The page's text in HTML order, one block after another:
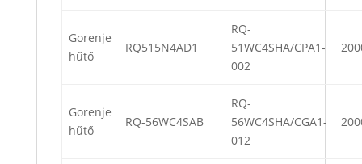
Gorenje
hűtő
RQ515N4AD1
RQ-
51WC4SHA/CPA1-
002
Gorenje
hűtő
RQ-56WC4SAB
RQ-
56WC4SHA/CGA1-
012